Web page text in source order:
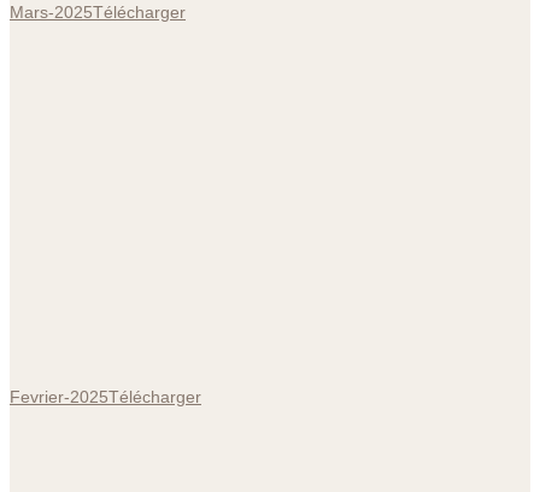
Mars-2025Télécharger
Fevrier-2025Télécharger